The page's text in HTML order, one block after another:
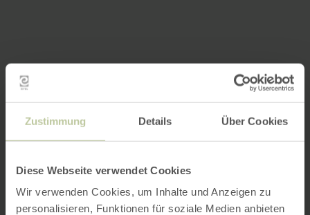
Zustimmung Details Über Cookies
Diese Webseite verwendet Cookies
Wir verwenden Cookies, um Inhalte und Anzeigen zu
personalisieren, Funktionen für soziale Medien anbieten